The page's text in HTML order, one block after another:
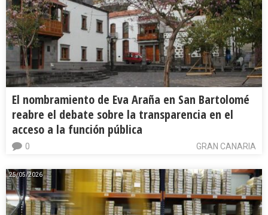
El nombramiento de Eva Araña en San Bartolomé
reabre el debate sobre la transparencia en el
acceso a la función pública
GRAN CANARIA
0
25/05/2026